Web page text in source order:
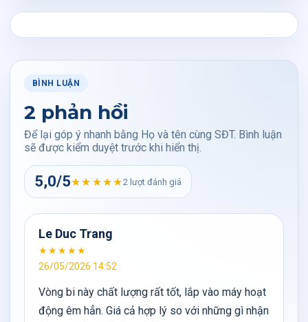
BÌNH LUẬN
2 phản hồi
Để lại góp ý nhanh bằng Họ và tên cùng SĐT. Bình luận
sẽ được kiểm duyệt trước khi hiển thị.
5,0/5★★★★★2 lượt đánh giá
Le Duc Trang
★★★★★
26/05/2026 14:52
Vòng bi này chất lượng rất tốt, lắp vào máy hoạt
động êm hẳn. Giá cả hợp lý so với những gì nhận